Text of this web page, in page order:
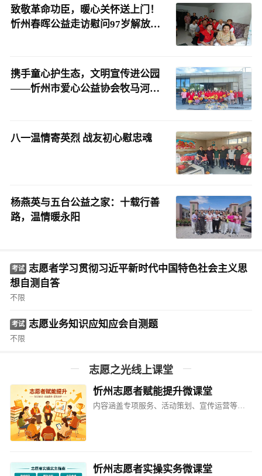
致敬革命功臣，暖心关怀送上门！
忻州春晖公益走访慰问97岁解放战
携手童心护生态，文明宣传进公园
——忻州市爱心公益协会牧马河生
八一温情寄英烈 战友初心慰忠魂
杨燕英与五台公益之家：十载行善
路，温情暖永阳
考试 志愿者学习贯彻习近平新时代中国特色社会主义思
想自测自答
不限
考试 志愿业务知识应知应会自测题
不限
志愿之光线上课堂
忻州志愿者赋能提升微课堂
内容涵盖专项服务、活动策划、宣传运营等方面的课程​
忻州志愿者实操实务微课堂